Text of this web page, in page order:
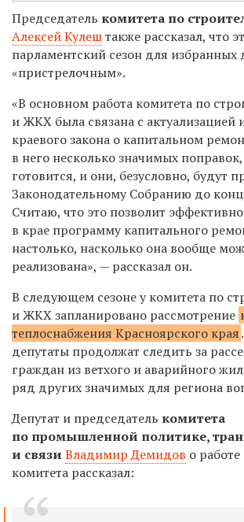
Председатель комитета по
Алексей Кулештакже рассказал, что
парламентский сезон для избранных
«пристрелочным».
«В основном работа комитета по
и ЖКХ была связана с актуализацией
краевого закона о капитальном
в него несколько значимых
готовится, и они, безусловно, будут
Законодательному Собранию до
Считаю, что это позволит
в крае программу капитального
настолько, насколько она вообще
реализована», — рассказал он.
В следующем сезоне у комитета по
и ЖКХ запланировано рассмотрение
теплоснабжения Красноярского края
депутаты продолжат следить за
граждан из ветхого и аварийного
ряд других значимых для региона
Депутат и председатель комитета
по промышленной политике,
и связи Владимир Демидов о работе
комитета рассказал: